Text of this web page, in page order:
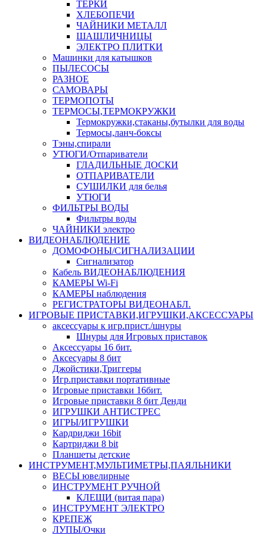
ТЕРКИ
ХЛЕБОПЕЧИ
ЧАЙНИКИ МЕТАЛЛ
ШАШЛИЧНИЦЫ
ЭЛЕКТРО ПЛИТКИ
Машинки для катышков
ПЫЛЕСОСЫ
РАЗНОЕ
САМОВАРЫ
ТЕРМОПОТЫ
ТЕРМОСЫ,ТЕРМОКРУЖКИ
Термокружки,стаканы,бутылки для воды
Термосы,ланч-боксы
Тэны,спирали
УТЮГИ/Отпариватели
ГЛАДИЛЬНЫЕ ДОСКИ
ОТПАРИВАТЕЛИ
СУШИЛКИ для белья
УТЮГИ
ФИЛЬТРЫ ВОДЫ
Фильтры воды
ЧАЙНИКИ электро
ВИДЕОНАБЛЮДЕНИЕ
ДОМОФОНЫ/СИГНАЛИЗАЦИИ
Сигнализатор
Кабель ВИДЕОНАБЛЮДЕНИЯ
КАМЕРЫ Wi-Fi
КАМЕРЫ наблюдения
РЕГИСТРАТОРЫ ВИДЕОНАБЛ.
ИГРОВЫЕ ПРИСТАВКИ,ИГРУШКИ,АКСЕССУАРЫ
аксесcуары к игр.прист./шнуры
Шнуры для Игровых приставок
Аксессуары 16 бит.
Аксесуары 8 бит
Джойстики,Триггеры
Игр.приставки портативные
Игровые приставки 16бит.
Игровые приставки 8 бит Денди
ИГРУШКИ АНТИСТРЕС
ИГРЫ/ИГРУШКИ
Кардриджи 16bit
Картриджи 8 bit
Планшеты детские
ИНСТРУМЕНТ,МУЛЬТИМЕТРЫ,ПАЯЛЬНИКИ
ВЕСЫ ювелирные
ИНСТРУМЕНТ РУЧНОЙ
КЛЕЩИ (витая пара)
ИНСТРУМЕНТ ЭЛЕКТРО
КРЕПЕЖ
ЛУПЫ/Очки